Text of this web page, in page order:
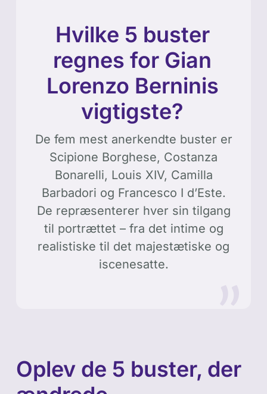
Hvilke 5 buster
regnes for Gian
Lorenzo Berninis
vigtigste?
De fem mest anerkendte buster er
Scipione Borghese, Costanza
Bonarelli, Louis XIV, Camilla
Barbadori og Francesco I d’Este.
De repræsenterer hver sin tilgang
til portrættet – fra det intime og
realistiske til det majestætiske og
iscenesatte.
Oplev de 5 buster, der